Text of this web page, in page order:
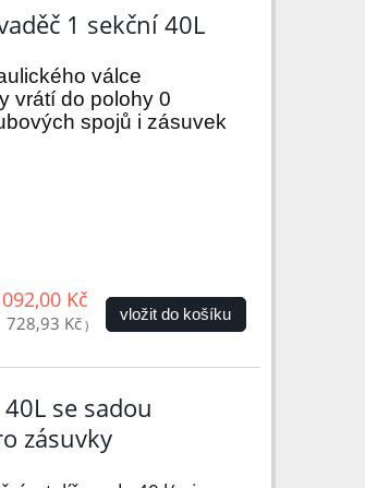
1 sekční 40L
válce
vrátí do polohy 0
spojů i zásuvek
Kč
728,93 Kč)
vložit do košíku
se sadou
zásuvky